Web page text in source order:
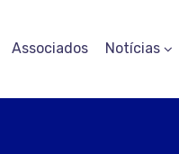
Associados Notícias